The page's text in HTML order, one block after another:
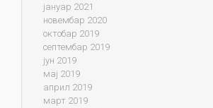
јануар 2021
новембар 2020
октобар 2019
септембар 2019
јун 2019
мај 2019
април 2019
март 2019